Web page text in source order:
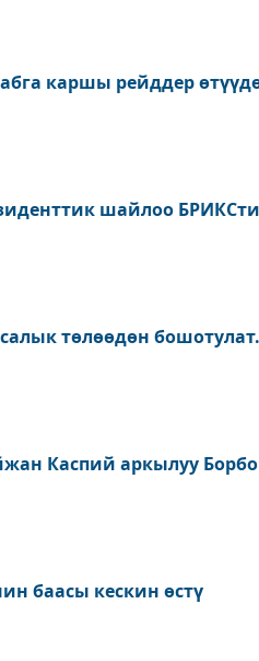
каршы рейддер
шайлоо
төлөөдөн
Каспий аркылуу
баасы кескин өстү